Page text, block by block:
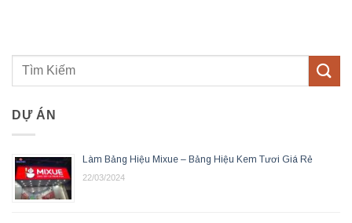
DỰ ÁN
Làm Bảng Hiệu Mixue – Bảng Hiệu Kem Tươi Giá Rẻ
22/03/2024